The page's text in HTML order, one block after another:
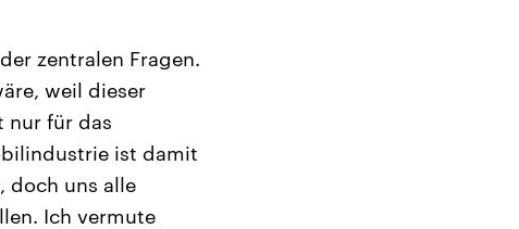
zentralen Fragen.
weil dieser
nur für das
ist damit
doch uns alle
Ich vermute